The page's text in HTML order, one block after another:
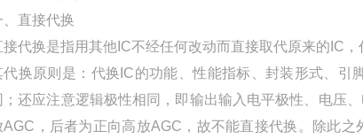
、直接代换
接代换是指用其他IC不经任何改动而直接取代原来的IC
代换原则是：代换IC的功能、性能指标、封装形式、
；还应注意逻辑极性相同，即输出输入电平极性、电压
AGC，后者为正向高放AGC，故不能直接代换。除此